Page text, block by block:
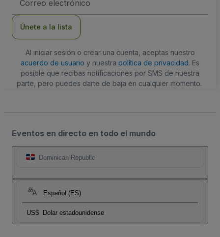
de
Únete a la lista
Al iniciar sesión o crear una cuenta, aceptas nuestro
acuerdo de usuario y nuestra política de privacidad. Es
posible que recibas notificaciones por SMS de nuestra
parte, pero puedes darte de baja en cualquier momento.
Eventos en directo en todo el mundo
Dominican Republic
Español (ES)
US$ Dolar estadounidense